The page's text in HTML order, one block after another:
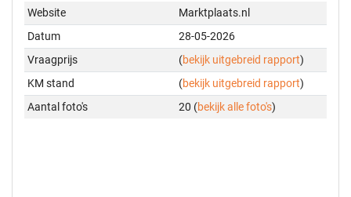
Website
Marktplaats.nl
Datum
28-05-2026
Vraagprijs
(bekijk uitgebreid rapport)
KM stand
(bekijk uitgebreid rapport)
Aantal foto's
20 (bekijk alle foto's)